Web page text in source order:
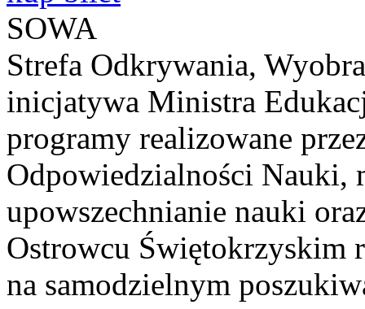
SOWA
Strefa Odkrywania,
inicjatywa Ministra
programy realizowane
Odpowiedzialności Nauki,
upowszechnianie nauki
Ostrowcu Świętokrzyskim
na samodzielnym